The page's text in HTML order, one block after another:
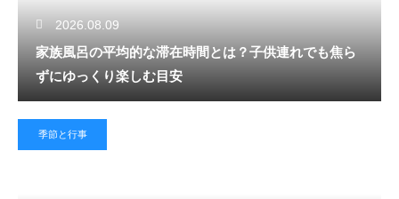
2026.08.09
家族風呂の平均的な滞在時間とは？子供連れでも焦ら
ずにゆっくり楽しむ目安
季節と行事